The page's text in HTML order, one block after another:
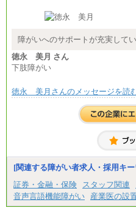
障がいへのサポートが充実して
徳永 美月 さん
下肢障がい
徳永 美月さんのメッセージを読
[関連する障がい者求人・採用キ
証券・金融・保険
スタッフ関連
音声言語機能障がい
産業医の設